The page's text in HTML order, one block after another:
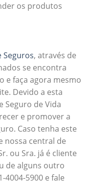
os produtos
Seguros, através de
se encontra
e faça agora mesmo
Devido a esta
Seguro de Vida
e promover a
Caso tenha este
nossa central de
ou Sra. já é cliente
de alguns outro
4004-5900 e fale